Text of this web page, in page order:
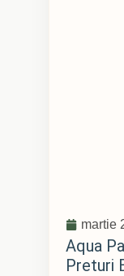
martie
Aqua
Preturi